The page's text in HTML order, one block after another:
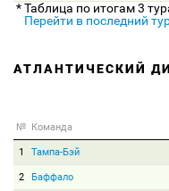
* Таблица по итогам 3
Перейти в последний
АТЛАНТИЧЕСКИЙ
№ Команда
1 Тампа-Бэй
2 Баффало